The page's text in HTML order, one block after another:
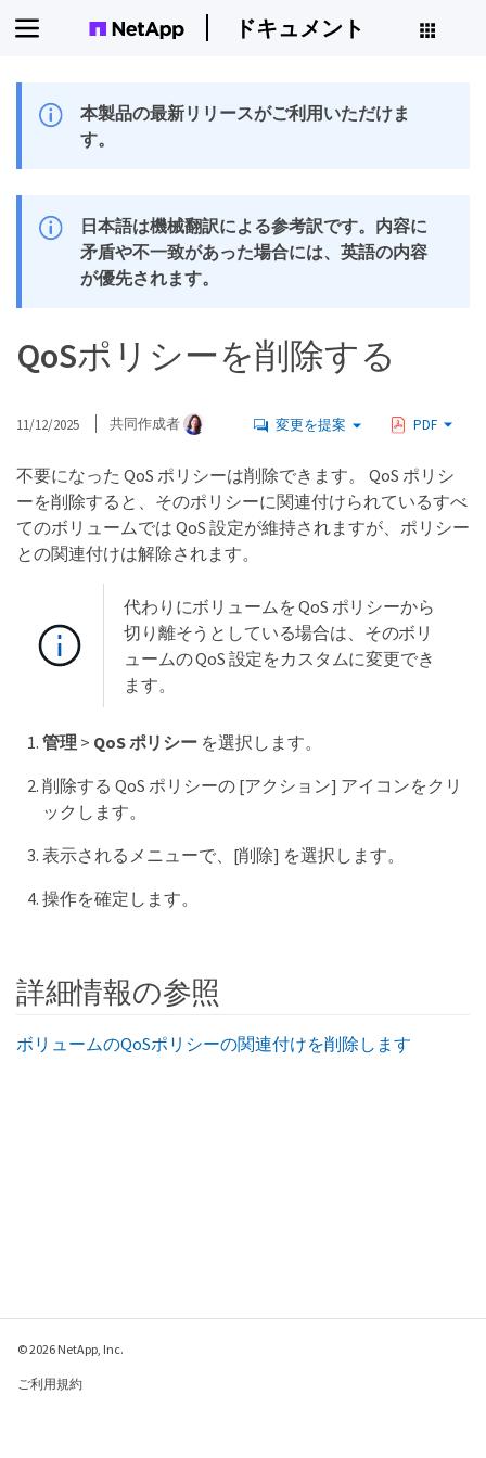
ドキュメント
本製品の最新リリースがご利用いただけま
す。
日本語は機械翻訳による参考訳です。内容に
矛盾や不一致があった場合には、英語の内容
が優先されます。
QoSポリシーを削除する
11/12/2025 共同作成者 変更を提案 PDF
不要になった QoS ポリシーは削除できます。 QoS ポリシ
ーを削除すると、そのポリシーに関連付けられているすべ
てのボリュームでは QoS 設定が維持されますが、ポリシー
との関連付けは解除されます。
代わりにボリュームを QoS ポリシーから
切り離そうとしている場合は、そのボリ
ュームの QoS 設定をカスタムに変更でき
ます。
管理 > QoS ポリシー を選択します。
削除する QoS ポリシーの [アクション] アイコンをクリ
ックします。
表示されるメニューで、[削除] を選択します。
操作を確定します。
詳細情報の参照
ボリュームのQoSポリシーの関連付けを削除します
© 2026 NetApp, Inc.
ご利用規約